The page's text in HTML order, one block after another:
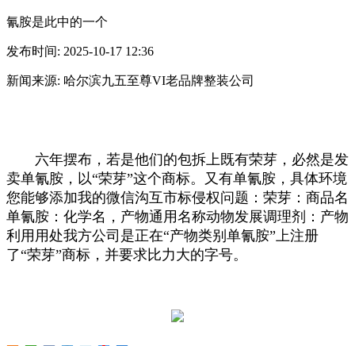
氰胺是此中的一个
发布时间: 2025-10-17 12:36
新闻来源: 哈尔滨九五至尊VI老品牌整装公司
六年摆布，若是他们的包拆上既有荣芽，必然是发
卖单氰胺，以“荣芽”这个商标。又有单氰胺，具体环境
您能够添加我的微信沟互市标侵权问题：荣芽：商品名
单氰胺：化学名，产物通用名称动物发展调理剂：产物
利用用处我方公司是正在“产物类别单氰胺”上注册
了“荣芽”商标，并要求比力大的字号。